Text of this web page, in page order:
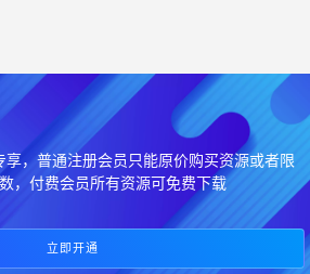
，普通注册会员只能原价购买资源或者限
，付费会员所有资源可免费下载
立即开通